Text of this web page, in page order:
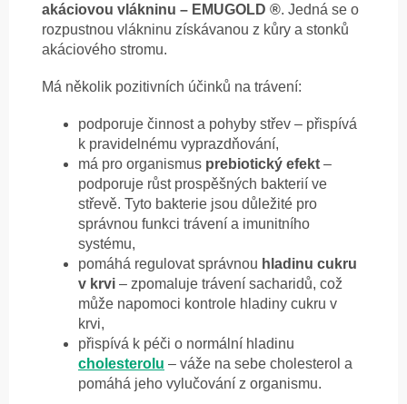
akáciovou vlákninu – EMUGOLD ®. Jedná se o
rozpustnou vlákninu získávanou z kůry a stonků
akáciového stromu.
Má několik pozitivních účinků na trávení:
podporuje činnost a pohyby střev – přispívá
k pravidelnému vyprazdňování,
má pro organismus prebiotický efekt –
podporuje růst prospěšných bakterií ve
střevě. Tyto bakterie jsou důležité pro
správnou funkci trávení a imunitního
systému,
pomáhá regulovat správnou hladinu cukru
v krvi – zpomaluje trávení sacharidů, což
může napomoci kontrole hladiny cukru v
krvi,
přispívá k péči o normální hladinu
cholesterolu – váže na sebe cholesterol a
pomáhá jeho vylučování z organismu.